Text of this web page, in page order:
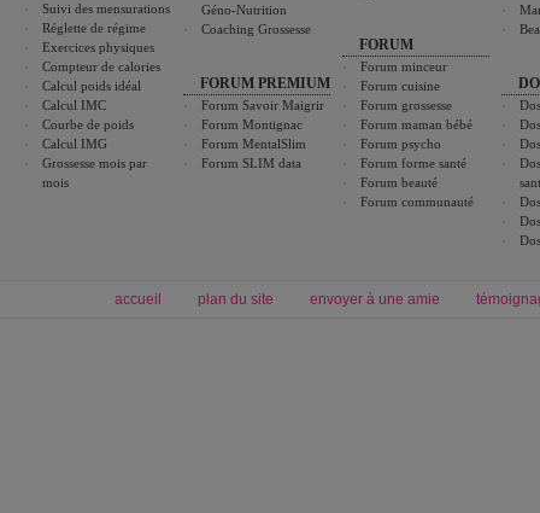
Suivi des mensurations
Réglette de régime
Exercices physiques
Compteur de calories
Calcul poids idéal
Calcul IMC
Courbe de poids
Calcul IMG
Grossesse mois par
mois
Géno-Nutrition
Coaching Grossesse
FORUM PREMIUM
Forum Savoir Maigrir
Forum Montignac
Forum MentalSlim
Forum SLIM data
FORUM
Forum minceur
Forum cuisine
Forum grossesse
Forum maman bébé
Forum psycho
Forum forme santé
Forum beauté
Forum communauté
accueil plan du site envoyer à une amie